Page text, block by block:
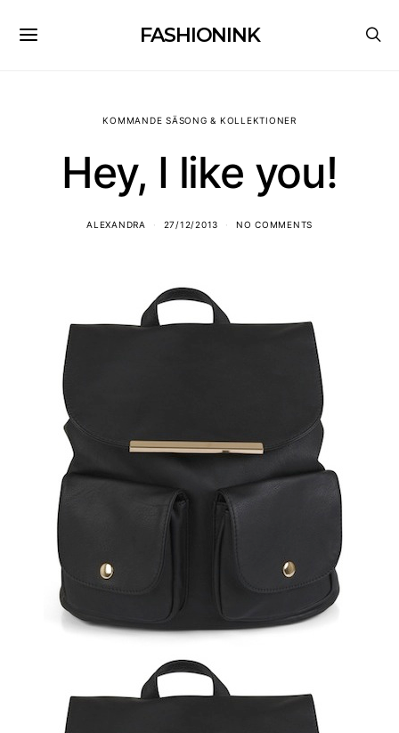
FASHIONINK
KOMMANDE SÄSONG & KOLLEKTIONER
Hey, I like you!
ALEXANDRA 27/12/2013 NO COMMENTS